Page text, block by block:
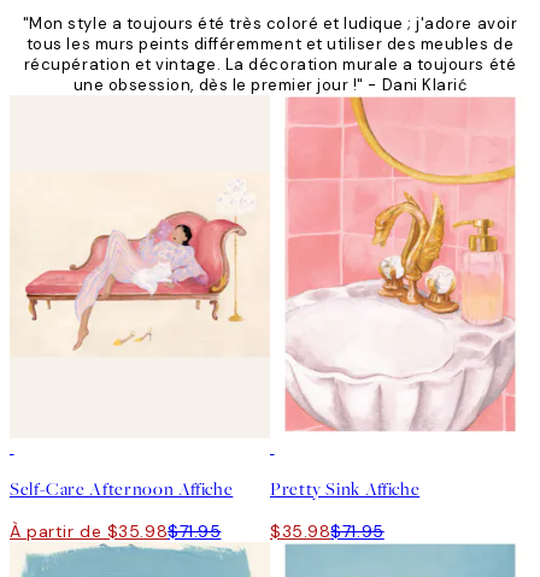
"Mon style a toujours été très coloré et ludique ; j'adore avoir
tous les murs peints différemment et utiliser des meubles de
récupération et vintage. La décoration murale a toujours été
une obsession, dès le premier jour !" - Dani Klarić
Self-Care Afternoon Affiche
À partir de $35.98$71.95
Pretty Sink Affiche
$35.98$71.95